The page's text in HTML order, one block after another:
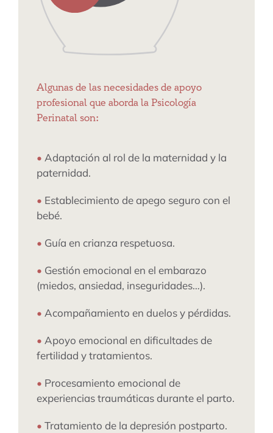
Algunas de las necesidades de apoyo
profesional que aborda la Psicología
Perinatal son:
• Adaptación al rol de la maternidad y la
paternidad.
• Establecimiento de apego seguro con el
bebé.
• Guía en crianza respetuosa.
• Gestión emocional en el embarazo
(miedos, ansiedad, inseguridades…).
• Acompañamiento en duelos y pérdidas.
• Apoyo emocional en dificultades de
fertilidad y tratamientos.
• Procesamiento emocional de
experiencias traumáticas durante el parto.
• Tratamiento de la depresión postparto.